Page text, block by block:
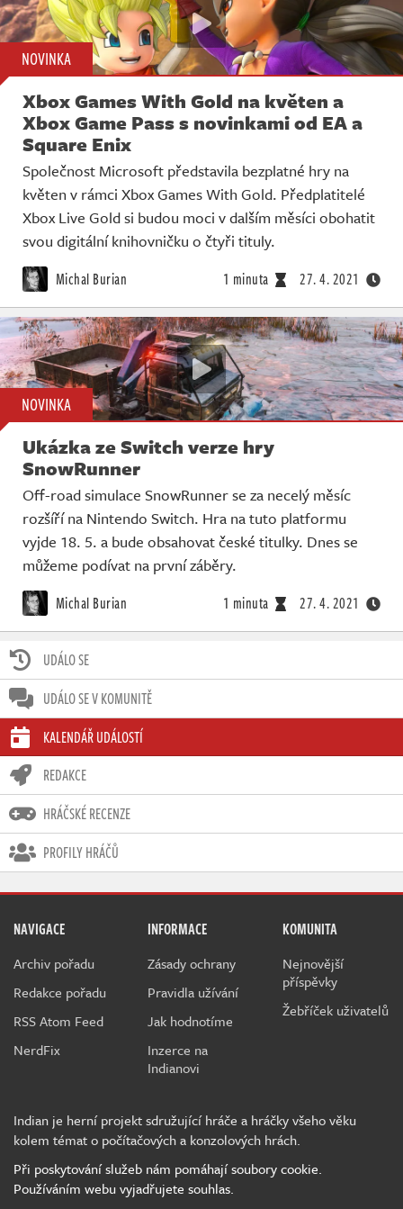
UDÁLO SE
UDÁLO SE V KOMUNITĚ
KALENDÁŘ UDÁLOSTÍ
REDAKCE
HRÁČSKÉ RECENZE
PROFILY HRÁČŮ
NOVINKA
Xbox Games With Gold na květen a
Xbox Game Pass s novinkami od EA a
Square Enix
Společnost Microsoft představila bezplatné hry na
květen v rámci Xbox Games With Gold. Předplatitelé
Xbox Live Gold si budou moci v dalším měsíci obohatit
svou digitální knihovničku o čtyři tituly.
Michal Burian 1 minuta 27. 4. 2021
NOVINKA
Ukázka ze Switch verze hry
SnowRunner
Off-road simulace SnowRunner se za necelý měsíc
rozšíří na Nintendo Switch. Hra na tuto platformu
vyjde 18. 5. a bude obsahovat české titulky. Dnes se
můžeme podívat na první záběry.
Michal Burian 1 minuta 27. 4. 2021
NAVIGACE
Archiv pořadu
Redakce pořadu
RSS Atom Feed
NerdFix
INFORMACE
Zásady ochrany
Pravidla užívání
Jak hodnotíme
Inzerce na
Indianovi
KOMUNITA
Nejnovější
příspěvky
Žebříček uživatelů
Indian je herní projekt sdružující hráče a hráčky všeho věku
kolem témat o počítačových a konzolových hrách.
Při poskytování služeb nám pomáhají soubory cookie.
Používáním webu vyjadřujete souhlas.